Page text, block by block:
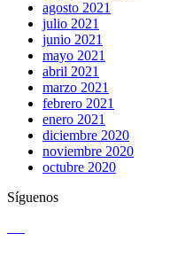
agosto 2021
julio 2021
junio 2021
mayo 2021
abril 2021
marzo 2021
febrero 2021
enero 2021
diciembre 2020
noviembre 2020
octubre 2020
Síguenos